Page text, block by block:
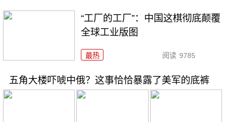
“工厂的工厂”：中国这棋彻底颠覆
全球工业版图
最热 阅读 9785
五角大楼吓唬中俄？这事恰恰暴露了美军的底裤